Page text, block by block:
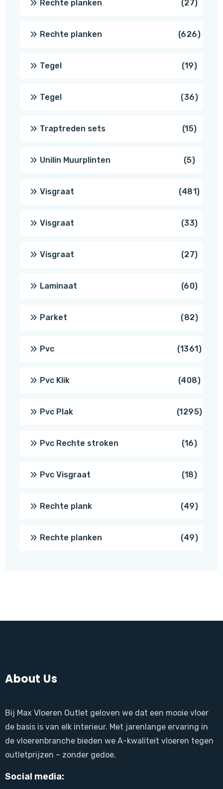
Rechte planken 2727
Rechte planken 626626
Tegel 1919
Tegel 3636
Traptreden sets 1515
Unilin Muurplinten 55
Visgraat 481481
Visgraat 3333
Visgraat 2727
Laminaat 6060
Parket 8282
Pvc 13611361
Pvc Klik 408408
Pvc Plak 12951295
Pvc Rechte stroken 1616
Pvc Visgraat 1818
Rechte plank 4949
Rechte planken 4949
About Us
Bij Max Vloeren Outlet geloven we dat een mooie vloer
de basis is van elk interieur. Met jarenlange ervaring in
de vloerenbranche bieden we A-kwaliteit vloeren tegen
outletprijzen – zonder gedoe.
Social media: